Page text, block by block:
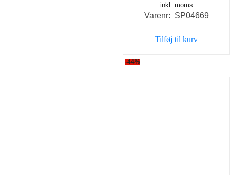
oprindelige
pris
8,00 kr..
pris
inkl. moms
Varenr: SP04669
Tilføj til kurv
-44%